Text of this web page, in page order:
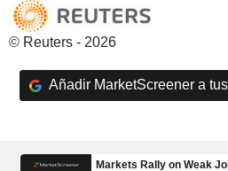
© Reuters - 2026
Añadir MarketScreener a